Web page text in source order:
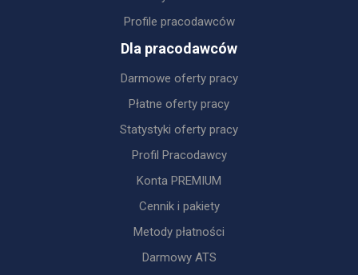
Profile pracodawców
Dla pracodawców
Darmowe oferty pracy
Płatne oferty pracy
Statystyki oferty pracy
Profil Pracodawcy
Konta PREMIUM
Cennik i pakiety
Metody płatności
Darmowy ATS